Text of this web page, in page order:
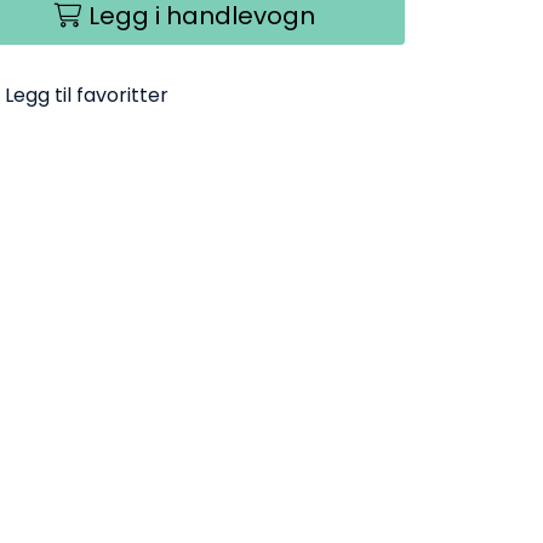
Legg i handlevogn
Legg til favoritter